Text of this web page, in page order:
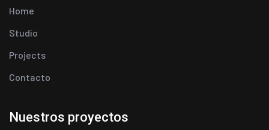
Home
Studio
Projects
Contacto
Nuestros proyectos